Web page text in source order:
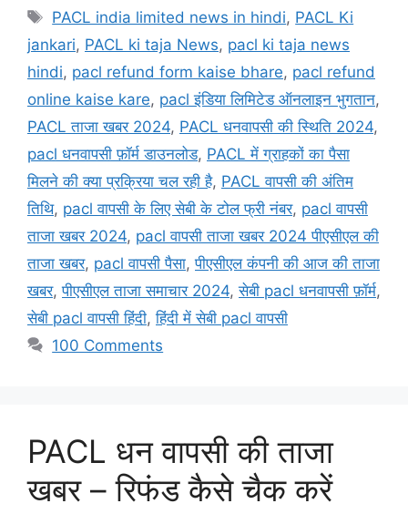
Tags
PACL india limited news in hindi, PACL Ki
jankari, PACL ki taja News, pacl ki taja news
hindi, pacl refund form kaise bhare, pacl refund
online kaise kare, pacl इंडिया लिमिटेड ऑनलाइन भुगतान,
PACL ताजा खबर 2024, PACL धनवापसी की स्थिति 2024,
pacl धनवापसी फ़ॉर्म डाउनलोड, PACL में ग्राहकों का पैसा
मिलने की क्या प्रक्रिया चल रही है, PACL वापसी की अंतिम
तिथि, pacl वापसी के लिए सेबी के टोल फ्री नंबर, pacl वापसी
ताजा खबर 2024, pacl वापसी ताजा खबर 2024 पीएसीएल की
ताजा खबर, pacl वापसी पैसा,पीएसीएल कंपनी की आज की ताजा
खबर,पीएसीएल ताजा समाचार 2024,सेबी pacl धनवापसी फ़ॉर्म,
सेबी pacl वापसी हिंदी,हिंदी में सेबी pacl वापसी
100 Comments
PACL धन वापसी की ताजा
खबर – रिफंड कैसे चैक करें